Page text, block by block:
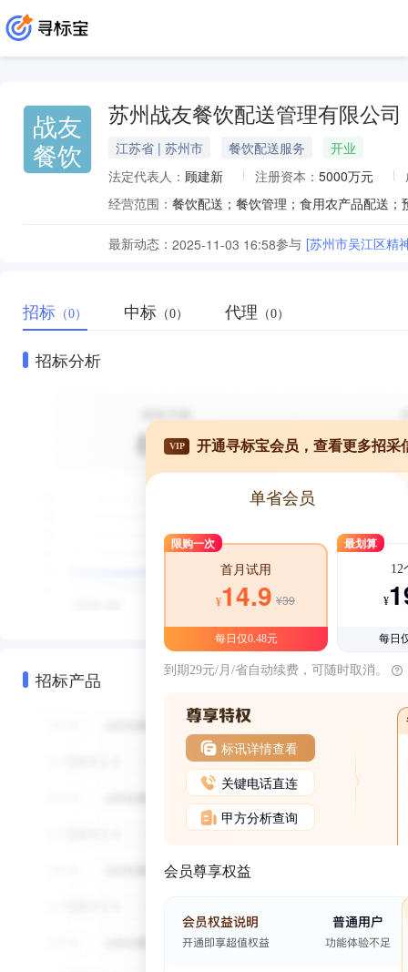
战友
餐饮
苏州战友餐饮配送管理有限公司
江苏省 | 苏州市 餐饮配送服务
开业
法定代表人： 顾建新 注册资本： 5000万元
经营范围：
最新动态： 2025-11-03 16:58参与 [苏州市吴江区精
招标 （0） 中标 （0） 代理 （0）
招标分析
招标产品
VIP 开通寻标宝会员，查看更多招采
单省会员
限购一次
首月试用
¥14.9 ¥39
每日仅0.48元
最划算
12
¥
每日
到期29元/月/省自动续费，可随时取消。
标讯详情查看
关键电话直连
甲方分析查询
会员尊享权益